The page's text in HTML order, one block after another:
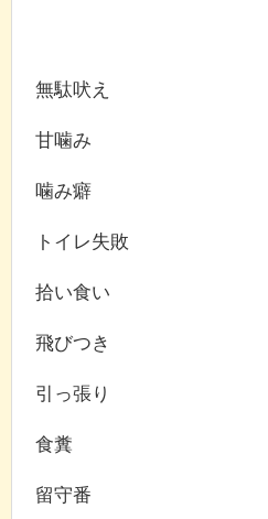
無駄吠え
甘噛み
噛み癖
トイレ失敗
拾い食い
飛びつき
引っ張り
食糞
留守番